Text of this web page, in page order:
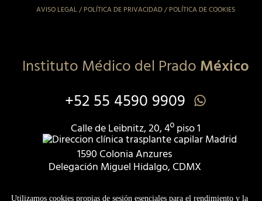
AVISO LEGAL/ POLÍTICA DE PRIVACIDAD/ POLÍTICA DE COOKIES
Instituto Médico del PradoMéxico
+52 55 4590 9909
Calle de Leibnitz, 20, 4º piso 1
1590 Colonia Anzures
Delegación Miguel Hidalgo, CDMX
Utilizamos cookies propias de sesión esenciales para el rendimiento y la